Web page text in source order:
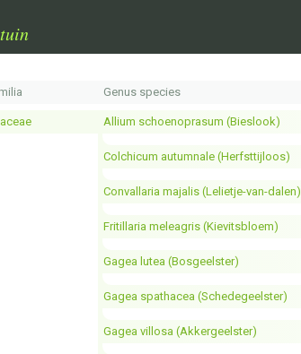
Genus species
Allium schoenoprasum (Bieslook)
Colchicum autumnale (Herfsttijloos)
Convallaria majalis (Lelietje-van-dalen)
Fritillaria meleagris (Kievitsbloem)
Gagea lutea (Bosgeelster)
Gagea spathacea (Schedegeelster)
Gagea villosa (Akkergeelster)